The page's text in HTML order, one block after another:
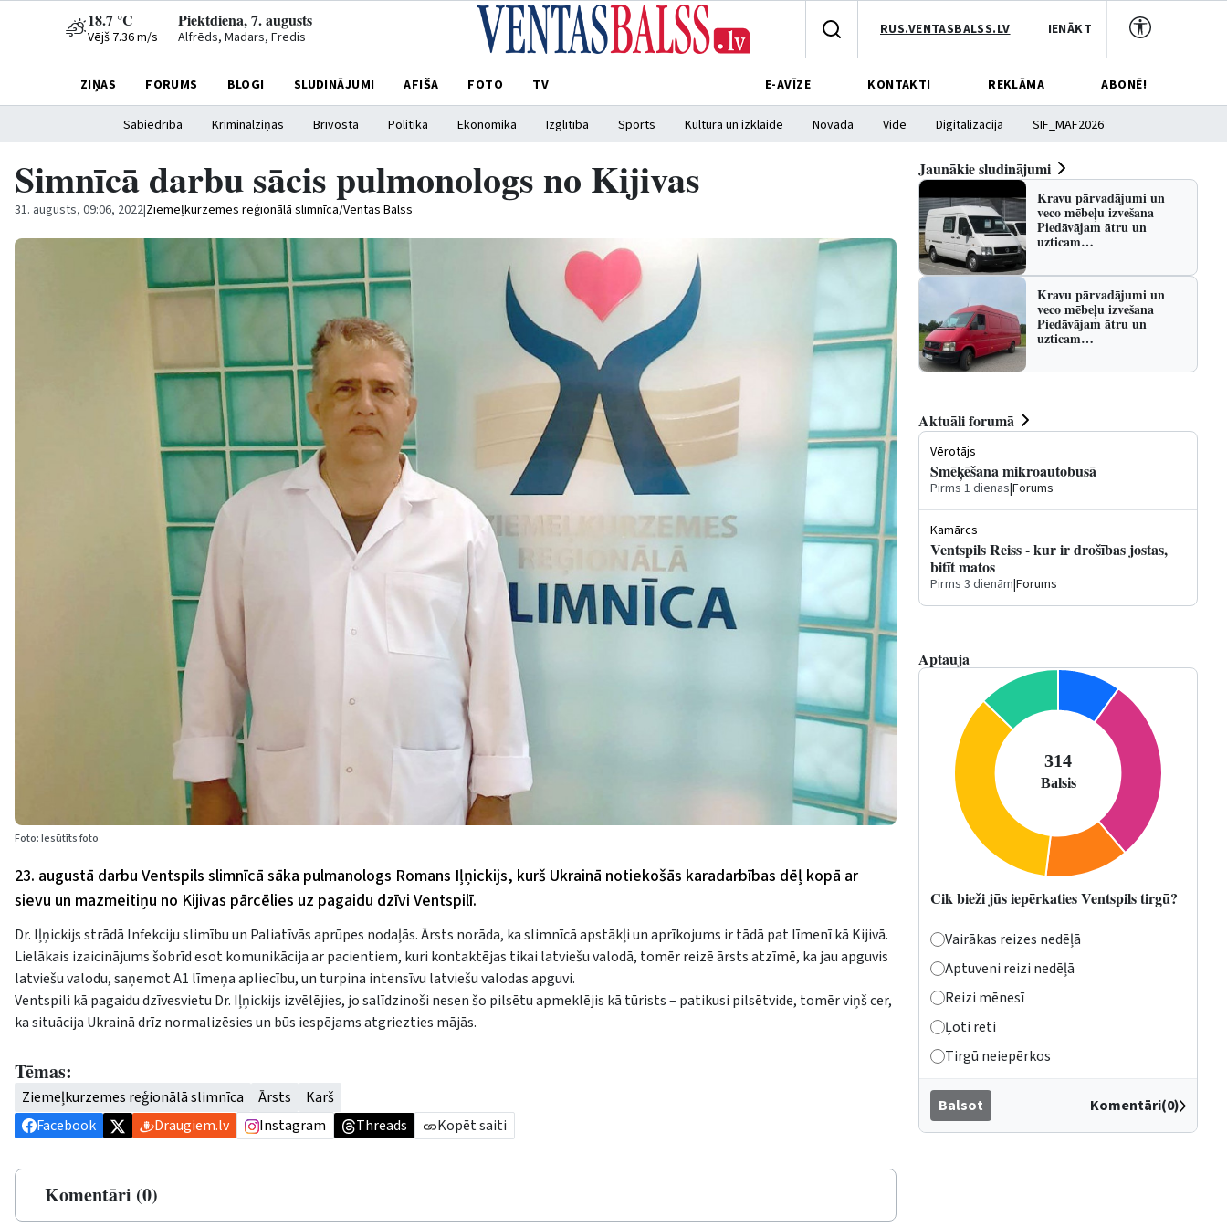
18.7 °C
Vējš 7.36 m/s
Piektdiena, 7. augusts
Alfrēds, Madars, Fredis RUS.VENTASBALSS.LV IENĀKT
ZIŅAS FORUMS BLOGI SLUDINĀJUMI AFIŠA FOTO TV E-AVĪZE KONTAKTI REKLĀMA ABONĒ!
Sabiedrība Kriminālziņas Brīvosta Politika Ekonomika Izglītība Sports Kultūra un izklaide Novadā Vide Digitalizācija SIF_MAF2026
Simnīcā darbu sācis pulmonologs no Kijivas
31. augusts, 09:06, 2022|Ziemeļkurzemes reģionālā slimnīca/Ventas Balss
Foto: Iesūtīts foto
23. augustā darbu Ventspils slimnīcā sāka pulmanologs Romans Iļņickijs, kurš Ukrainā notiekošās karadarbības dēļ kopā ar
sievu un mazmeitiņu no Kijivas pārcēlies uz pagaidu dzīvi Ventspilī.
Dr. Iļņickijs strādā Infekciju slimību un Paliatīvās aprūpes nodaļās. Ārsts norāda, ka slimnīcā apstākļi un aprīkojums ir tādā pat līmenī kā Kijivā.
Lielākais izaicinājums šobrīd esot komunikācija ar pacientiem, kuri kontaktējas tikai latviešu valodā, tomēr reizē ārsts atzīmē, ka jau apguvis
latviešu valodu, saņemot A1 līmeņa apliecību, un turpina intensīvu latviešu valodas apguvi.
Ventspili kā pagaidu dzīvesvietu Dr. Iļņickijs izvēlējies, jo salīdzinoši nesen šo pilsētu apmeklējis kā tūrists – patikusi pilsētvide, tomēr viņš cer,
ka situācija Ukrainā drīz normalizēsies un būs iespējams atgriezties mājās.
Tēmas:
Ziemeļkurzemes reģionālā slimnīca Ārsts
Karš
Facebook
Draugiem.lv Instagram Threads Kopēt saiti
Komentāri (0)
Jaunākie sludinājumi
Kravu pārvadājumi un
veco mēbeļu izvešana
Piedāvājam ātru un
uzticam…
Kravu pārvadājumi un
veco mēbeļu izvešana
Piedāvājam ātru un
uzticam…
Aktuāli forumā
Vērotājs
Smēķēšana mikroautobusā
Pirms 1 dienas|Forums
Kamārcs
Ventspils Reiss - kur ir drošības jostas,
bitīt matos
Pirms 3 dienām|Forums
Aptauja
Cik bieži jūs iepērkaties Ventspils tirgū?
Vairākas reizes nedēļā
Aptuveni reizi nedēļā
Reizi mēnesī
Ļoti reti
Tirgū neiepērkos
Balsot Komentāri(0)